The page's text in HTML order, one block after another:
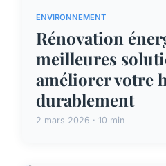
ENVIRONNEMENT
Rénovation
meilleures
améliorer votre
durablement
2 mars 2026 · 10 min